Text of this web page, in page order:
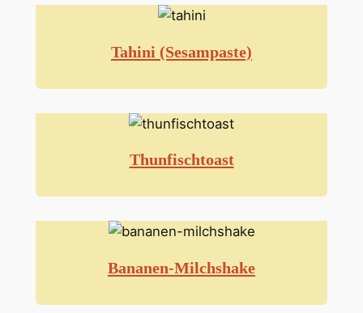
Tahini (Sesampaste)
Thunfischtoast
Bananen-Milchshake